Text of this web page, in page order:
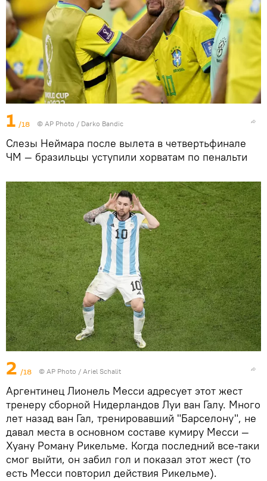
1 /18 © AP Photo / Darko Bandic
Слезы Неймара после вылета в четвертьфинале
ЧМ — бразильцы уступили хорватам по пенальти
2 /18 © AP Photo / Ariel Schalit
Аргентинец Лионель Месси адресует этот жест
тренеру сборной Нидерландов Луи ван Галу. Много
лет назад ван Гал, тренировавший "Барселону", не
давал места в основном составе кумиру Месси —
Хуану Роману Рикельме. Когда последний все-таки
смог выйти, он забил гол и показал этот жест (то
есть Месси повторил действия Рикельме).